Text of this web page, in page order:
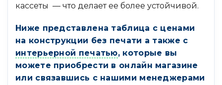
кассеты — что делает ее более устойчивой.
Ниже представлена таблица с ценами
на конструкции без печати а также с
интерьерной печатью, которые вы
можете приобрести в онлайн магазине
или связавшись с нашими менеджерами